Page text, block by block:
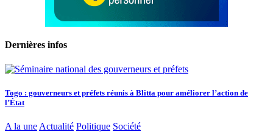
Dernières infos
Togo : gouverneurs et préfets réunis à Blitta pour améliorer l’action de
l’État
A la une Actualité Politique Société